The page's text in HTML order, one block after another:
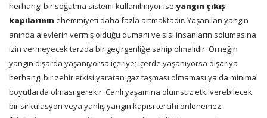
herhangi bir soğutma sistemi kullanılmıyor ise yangın çıkış
kapılarının ehemmiyeti daha fazla artmaktadır. Yaşanılan yangın
anında alevlerin vermiş olduğu dumanı ve sisi insanların solumasına
izin vermeyecek tarzda bir geçirgenliğe sahip olmalıdır. Örneğin
yangın dışarda yaşanıyorsa içeriye; içerde yaşanıyorsa dışarıya
herhangi bir zehir etkisi yaratan gaz taşması olmaması ya da minimal
boyutlarda olması gerekir. Canlı yaşamına olumsuz etki verebilecek
bir sirkülasyon veya yanlış yangın kapısı tercihi önlenemez